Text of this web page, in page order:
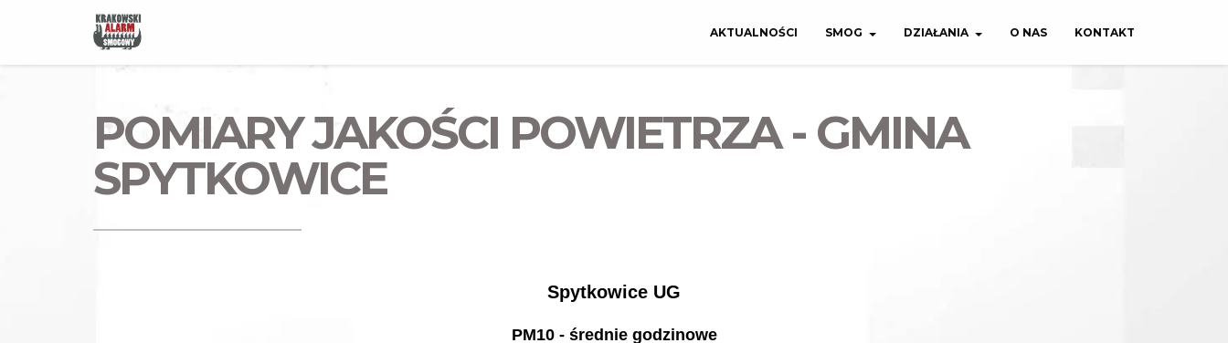
AKTUALNOŚCI SMOG DZIAŁANIA O NAS KONTAKT
POMIARY JAKOŚCI POWIETRZA - GMINA
SPYTKOWICE